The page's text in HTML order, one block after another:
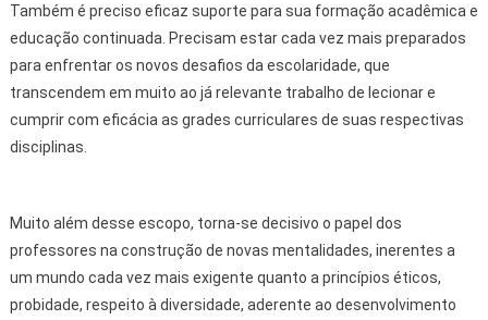
Também é preciso eficaz suporte para sua formação acadêmica e
educação continuada. Precisam estar cada vez mais preparados
para enfrentar os novos desafios da escolaridade, que
transcendem em muito ao já relevante trabalho de lecionar e
cumprir com eficácia as grades curriculares de suas respectivas
disciplinas.
Muito além desse escopo, torna-se decisivo o papel dos
professores na construção de novas mentalidades, inerentes a
um mundo cada vez mais exigente quanto a princípios éticos,
probidade, respeito à diversidade, aderente ao desenvolvimento